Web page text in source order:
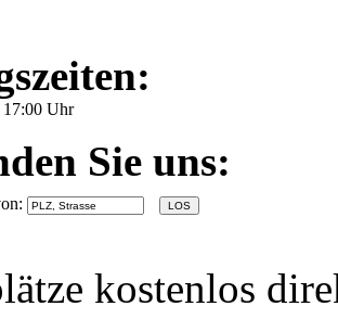
Uhr
Sie uns:
kostenlos